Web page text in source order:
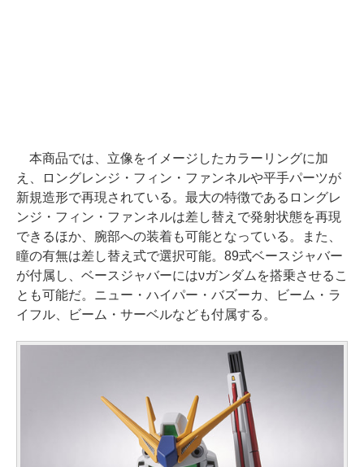
本商品では、立像をイメージしたカラーリングに加
え、ロングレンジ・フィン・ファンネルや平手パーツが
新規造形で再現されている。最大の特徴であるロングレ
ンジ・フィン・ファンネルは差し替えで発射状態を再現
できるほか、腕部への装着も可能となっている。また、
瞳の有無は差し替え式で選択可能。89式ベースジャバー
が付属し、ベースジャバーにはνガンダムを搭乗させるこ
とも可能だ。ニュー・ハイパー・バズーカ、ビーム・ラ
イフル、ビーム・サーベルなども付属する。